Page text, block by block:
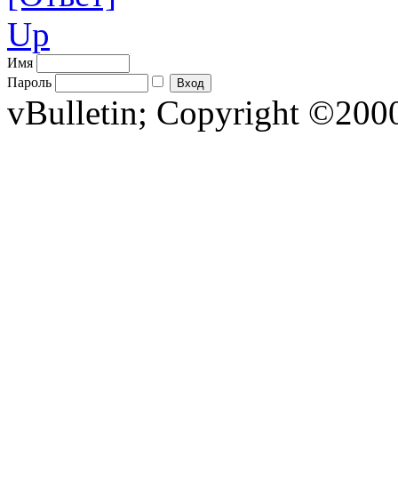
Up
Имя
Пароль
vBulletin; Copyright